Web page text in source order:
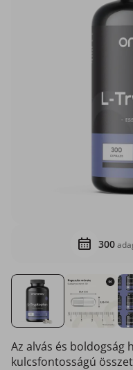
300
Az alvás és boldogság
kulcsfontosságú